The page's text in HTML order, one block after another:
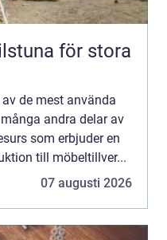
för stora
de mest använda
andra delar av
som erbjuder en
till möbeltillver...
07 augusti 2026